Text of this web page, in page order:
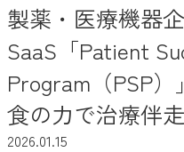
製薬・医療機器
SaaS「Patient
Program（PSP
食の力で治療伴
2026.01.15